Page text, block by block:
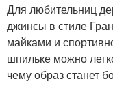
Для любительниц
джинсы в стиле
майками и
шпильке можно
чему образ станет